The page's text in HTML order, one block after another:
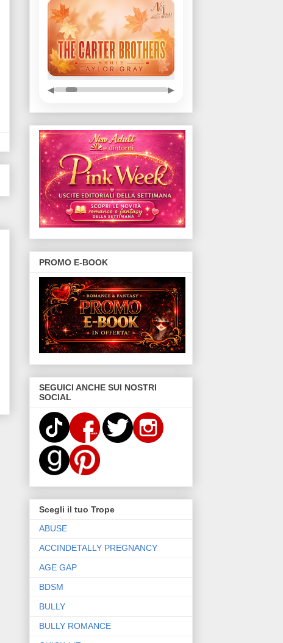
◀ ▶
PROMO E-BOOK
SEGUICI ANCHE SUI NOSTRI
SOCIAL
Scegli il tuo Trope
ABUSE
ACCINDETALLY PREGNANCY
AGE GAP
BDSM
BULLY
BULLY ROMANCE